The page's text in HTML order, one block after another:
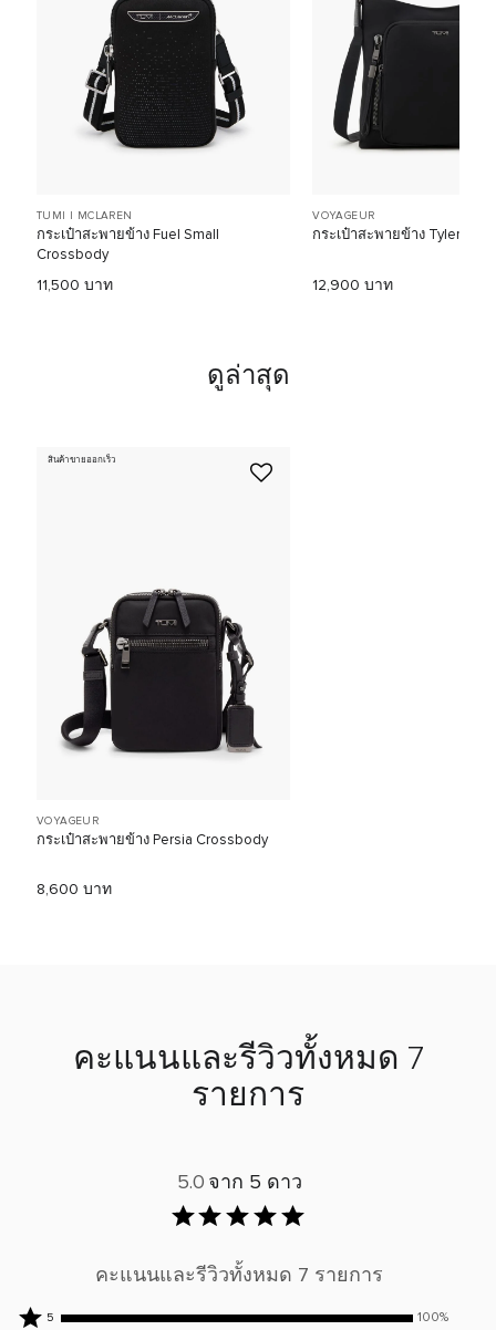
TUMI I MCLAREN
กระเป๋าสะพายข้าง Fuel Small
Crossbody
11,500 บาท
VOYAGEUR
กระเป๋าสะพายข้าง Tyler
12,900 บาท
ดูล่าสุด
สินค้าขายออกเร็ว
VOYAGEUR
กระเป๋าสะพายข้าง Persia Crossbody
8,600 บาท
คะแนนและรีวิวทั้งหมด 7
รายการ
5.0 จาก 5 ดาว
คะแนนและรีวิวทั้งหมด 7 รายการ
ให้
5 100%